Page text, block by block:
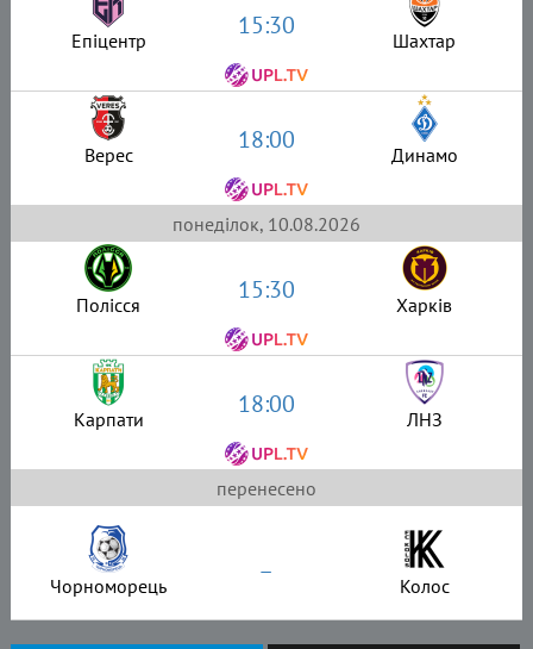
Епіцентр 15:30 Шахтар
Верес 18:00 Динамо
понеділок, 10.08.2026
Полісся 15:30 Харків
Карпати 18:00 ЛНЗ
перенесено
Чорноморець – Колос